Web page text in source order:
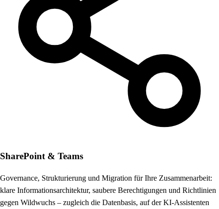
SharePoint & Teams
Governance, Strukturierung und Migration für Ihre Zusammenarbeit:
klare Informationsarchitektur, saubere Berechtigungen und Richtlinien
gegen Wildwuchs – zugleich die Datenbasis, auf der KI-Assistenten